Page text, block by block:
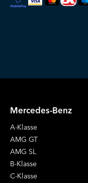
Mercedes-Benz
A-Klasse
AMG GT
AMG SL
B-Klasse
C-Klasse